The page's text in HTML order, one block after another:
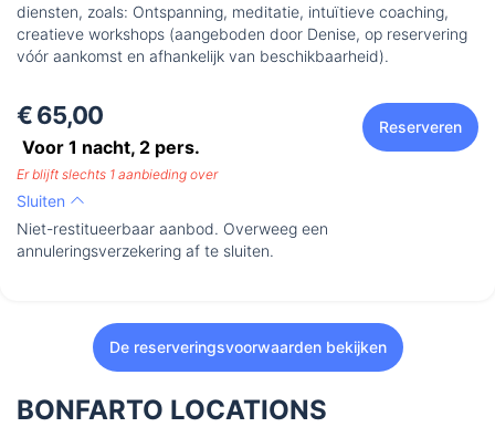
diensten, zoals: Ontspanning, meditatie, intuïtieve coaching,
creatieve workshops (aangeboden door Denise, op reservering
vóór aankomst en afhankelijk van beschikbaarheid).
€ 65,00
Voor 1 nacht, 2 pers.
Reserveren
Er blijft slechts 1 aanbieding over
Sluiten
Niet-restitueerbaar aanbod. Overweeg een
annuleringsverzekering af te sluiten.
De reserveringsvoorwaarden bekijken
BONFARTO LOCATIONS